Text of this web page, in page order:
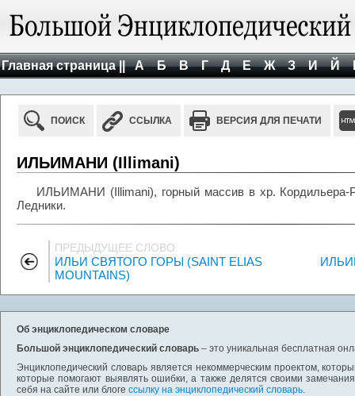
Главная страница || А Б В Г Д Е Ж З И Й
ПОИСК ССЫЛКА ВЕРСИЯ ДЛЯ ПЕЧАТИ
ИЛЬИМАНИ (Illimani)
ИЛЬИМАНИ (Illimani), горный массив в хр.
Ледники.
ПРЕДЫДУЩЕЕ СЛОВО
ИЛЬИ СВЯТОГО ГОРЫ (SAINT ELIAS
MOUNTAINS)
Об энциклопедическом словаре
Большой энциклопедический словарь – это уникальная бесплатная
Энциклопедический словарь является некоммерческим проектом,
которые помогают выявлять ошибки, а также делятся своими
себя на сайте или блоге ссылку на энциклопедический словарь.